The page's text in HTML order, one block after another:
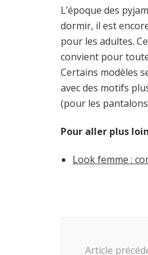
L’époque des
dormir, il est
pour les adultes.
convient pour
Certains modèles
avec des motifs
(pour les
Pour aller plus
Look femme :
Article